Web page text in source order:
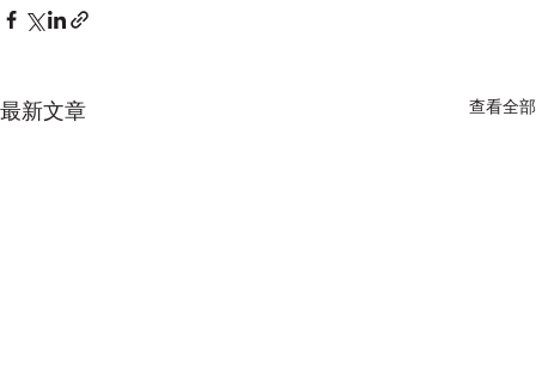
最新文章 查看全部